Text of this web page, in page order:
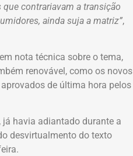
contrariavam a transição
ainda suja a matriz”,
nota técnica sobre o tema,
renovável, como os novos
de última hora pelos
já havia adiantado durante a
desvirtualmento do texto